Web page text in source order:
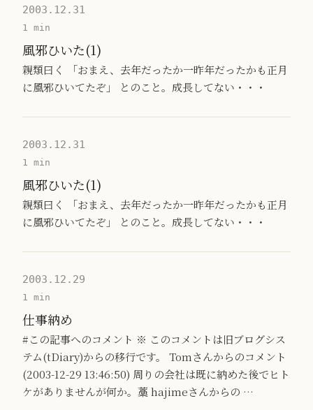
2003.12.31
1 min
風邪ひいた(1)
親類曰く 「おまえ、去年だったか一昨年だったかも正月
に風邪ひいてたぞ」 とのこと。成長してない・・・
2003.12.31
1 min
風邪ひいた(1)
親類曰く 「おまえ、去年だったか一昨年だったかも正月
に風邪ひいてたぞ」 とのこと。成長してない・・・
2003.12.29
1 min
仕事納め
#この記事へのコメント ※ このコメントは旧ブログシス
テム(tDiary)からの移行です。 Tomさんからのコメント
(2003-12-29 13:46:50) 周りの会社は既に納めた後でヒト
ケがありませんが何か。藁 hajimeさんからの …